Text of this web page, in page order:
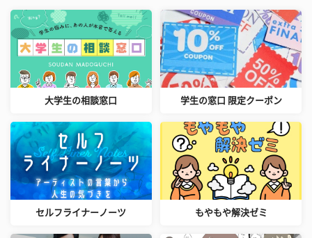
大学生の相談窓口 学生の窓口 限定クーポン
セルフライナーノーツ もやもや解決ゼミ